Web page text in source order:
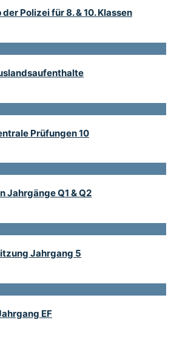
Polizei für 8. & 10. Klassen
Prüfungen 10
Q1 & Q2
Jahrgang 5
EF